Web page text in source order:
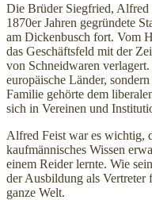
Die Brüder Siegfried, Alfred
1870er Jahren gegründete
am Dickenbusch fort. Vom
das Geschäftsfeld mit der
von Schneidwaren
europäische Länder,
Familie gehörte dem
sich in Vereinen und
Alfred Feist war es wichtig,
kaufmännisches Wissen
einem Reider lernte. Wie
der Ausbildung als Vertreter
ganze Welt.